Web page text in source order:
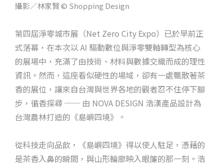
攝影／林家賢 © Shopping Design
第四屆淨零城市展（Net Zero City Expo）已於早前正
式落幕，在本次以 AI 驅動數位與淨零雙軸轉型為核心
的展場中，充滿了由技術、材料與數據交織而成的理性
資訊。然而，這座看似硬性的場域，卻有一處飄散著茶
香的展位，讓來自台灣與世界各地的觀者忍不住停下腳
步，循香探尋 ── 由 NOVA DESIGN 浩漢產品設計為
台灣農林打造的《島嶼四境》。
從科技走向品飲，《島嶼四境》得以使人駐足，憑藉的
是茶香入鼻的瞬間，與山形輪廓映入眼簾的那一刻。浩